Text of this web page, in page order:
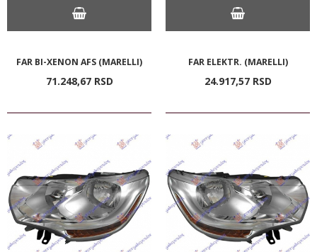
FAR BI-XENON AFS (MARELLI)
71.248,67 RSD
FAR ELEKTR. (MARELLI)
24.917,57 RSD